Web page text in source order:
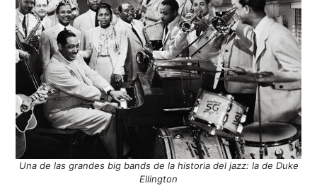
Una de las grandes big bands de la historia del jazz: la de Duke
Ellington